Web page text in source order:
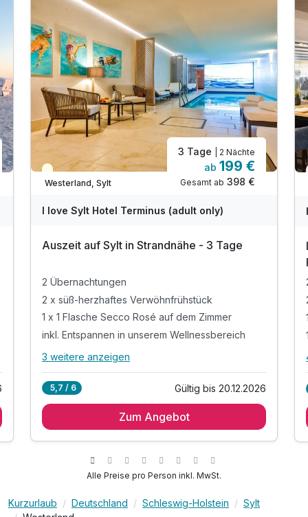
Teilweise ausgelastet
Westerland, Sylt
3 Tage | 2 Nächte
ab 199 €
Gesamt ab 398 €
I love Sylt Hotel Terminus (adult only)
Auszeit auf Sylt in Strandnähe - 3 Tage
2 Übernachtungen
2 x süß-herzhaftes Verwöhnfrühstück
1 x 1 Flasche Secco Rosé auf dem Zimmer
inkl. Entspannen in unserem Wellnessbereich
Alle Inklusivleistungen
2 x süß-herzhaftes Verwöhnfrühstück
inkl. Nutzung unseres Fitness-Bereiches
inkl. Nutzung W-Lan
3 weitere anzeigen
5,7 / 6 Gültig bis 20.12.2026
Zum Angebot
Alle Preise pro Person inkl. MwSt.
Kurzurlaub Deutschland Schleswig-Holstein
Sylt